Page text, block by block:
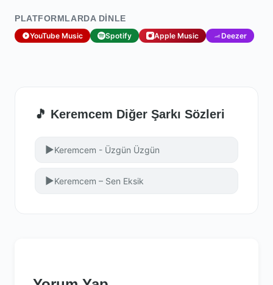
PLATFORMLARDA DINLE
YouTube Music Spotify Apple Music Deezer
🎵 Keremcem Diğer Şarkı Sözleri
▶Keremcem - Üzgün Üzgün
▶Keremcem – Sen Eksik